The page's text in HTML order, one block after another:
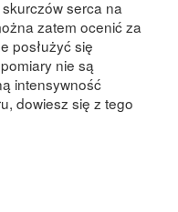
serca na
zatem ocenić za
posłużyć się
nie są
intensywność
dowiesz się z tego